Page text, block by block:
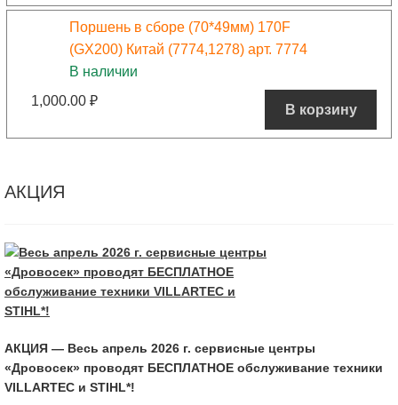
Поршень в сборе (70*49мм) 170F
(GX200) Китай (7774,1278) арт. 7774
В наличии
1,000.00 ₽
В корзину
АКЦИЯ
АКЦИЯ — Весь апрель 2026 г. сервисные центры
«Дровосек» проводят БЕСПЛАТНОЕ обслуживание техники
VILLARTEC и STIHL*!